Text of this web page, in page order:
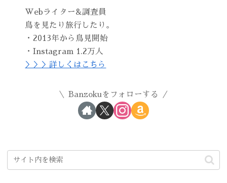
Webライター&調査員
鳥を見たり旅行したり。
・2013年から鳥見開始
・Instagram 1.2万人
＞＞＞詳しくはこちら
Banzokuをフォローする